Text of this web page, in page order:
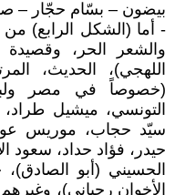
بيضون – بسّام حجّار –
- أما (الشكل الرابع) من
والشعر الحر، وقصيدة
اللهجي)، الحديث،
(خصوصاً في مصر
التونسي، ميشيل
سيّد حجاب، موريس
حيدر، فؤاد حداد،
الحسيني (أبو
الأخوان رحباني)،